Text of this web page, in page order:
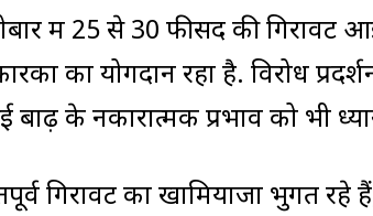
में 25 से 30 फीसद की गिरावट
का योगदान रहा है. विरोध
के नकारात्मक प्रभाव को भी
गिरावट का खामियाजा भुगत रहे